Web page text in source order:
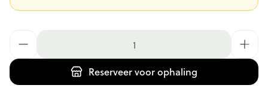
Reserveervoor ophaling